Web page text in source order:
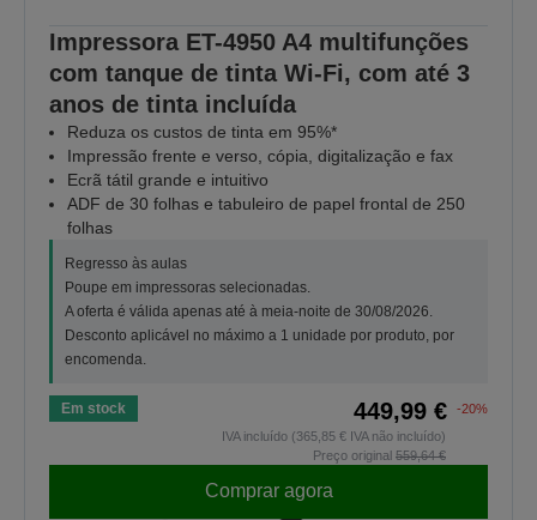
Impressora ET-4950 A4 multifunções
com tanque de tinta Wi-Fi, com até 3
anos de tinta incluída
Reduza os custos de tinta em 95%*
Impressão frente e verso, cópia, digitalização e fax
Ecrã tátil grande e intuitivo
ADF de 30 folhas e tabuleiro de papel frontal de 250
folhas
Regresso às aulas
Poupe em impressoras selecionadas.
A oferta é válida apenas até à meia-noite de 30/08/2026.
Desconto aplicável no máximo a 1 unidade por produto, por
encomenda.
Em stock 449,99 €
-20%
IVA incluído (365,85 € IVA não incluído)
Preço original 559,64 €
Comprar agora